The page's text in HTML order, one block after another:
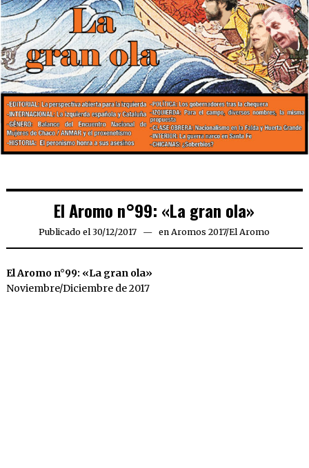
El Aromo n°99: «La gran ola»
Publicado el 30/12/2017 06/03/2019
en Aromos 2017/El Aromo
El Aromo n°99: «La gran ola»
Noviembre/Diciembre de 2017